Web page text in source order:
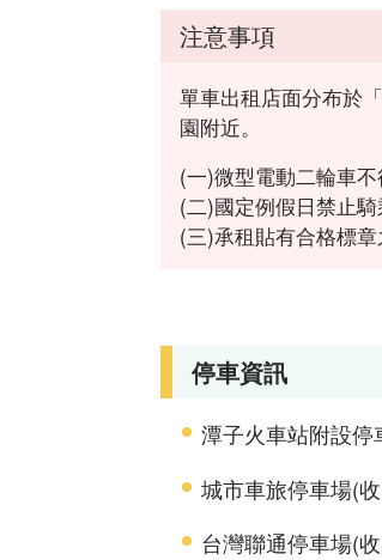
注意事項
單車出租店面分布於
園附近。
(一)微型電動二輪車不
(二)國定例假日禁止
(三)承租貼有合格標章
停車資訊
潭子火車站附設停
城市車旅停車場(
台灣聯通停車場(